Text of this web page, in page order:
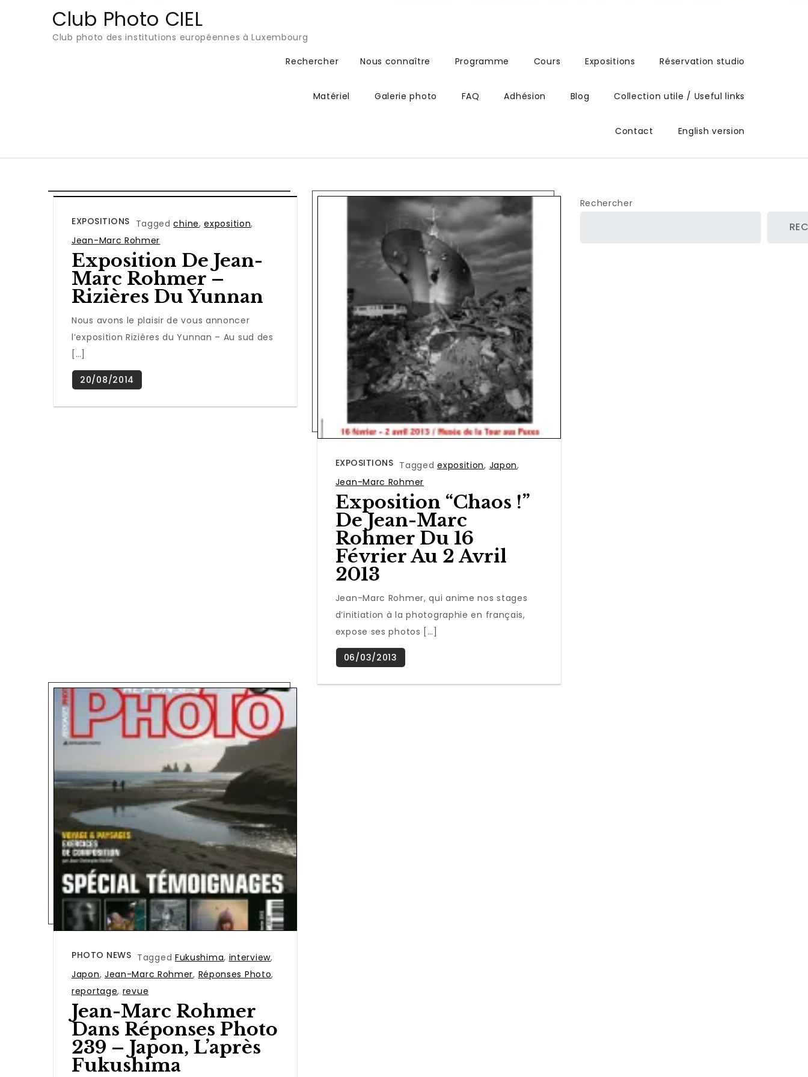
Club Photo CIEL
Club photo des institutions européennes à Luxembourg
Rechercher
Nous connaître Programme Cours Expositions Réservation studio
Matériel Galerie photo FAQ Adhésion Blog Collection utile / Useful links
Contact English version
EXPOSITIONS Taggedchine,exposition,
Jean-Marc Rohmer
Exposition De Jean-
Marc Rohmer –
Rizières Du Yunnan
Nous avons le plaisir de vous annoncer
l’exposition Rizières du Yunnan – Au sud des
[…]
EXPOSITIONS Taggedexposition, Japon,
Jean-Marc Rohmer
Exposition “Chaos !”
De Jean-Marc
Rohmer Du 16
Février Au 2 Avril
2013
Jean-Marc Rohmer, qui anime nos stages
d’initiation à la photographie en français,
expose ses photos […]
PHOTO NEWS Tagged Fukushima, interview,
Japon, Jean-Marc Rohmer, Réponses Photo,
reportage, revue
Jean-Marc Rohmer
Dans Réponses Photo
239 – Japon, L’après
Fukushima
Rechercher